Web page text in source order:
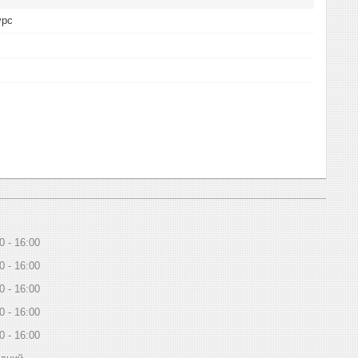
16:00
16:00
16:00
16:00
16:00